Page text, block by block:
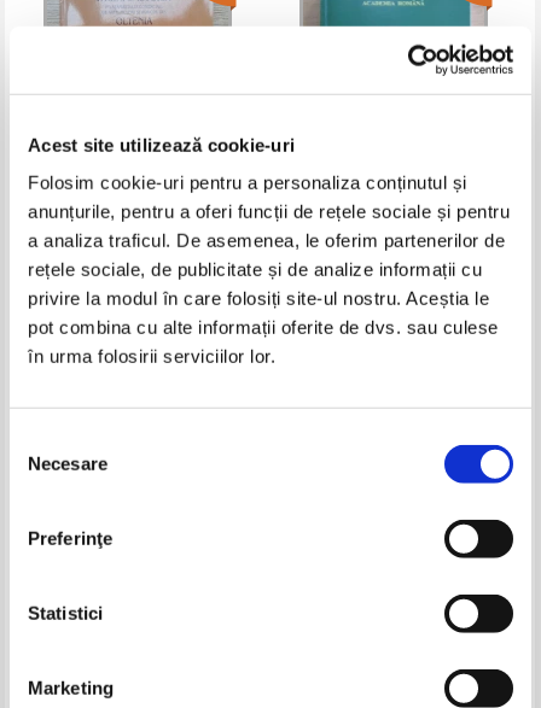
Acest site utilizează cookie-uri
Folosim cookie-uri pentru a personaliza conținutul și
anunțurile, pentru a oferi funcții de rețele sociale și pentru
a analiza traficul. De asemenea, le oferim partenerilor de
rețele sociale, de publicitate și de analize informații cu
privire la modul în care folosiți site-ul nostru. Aceștia le
pot combina cu alte informații oferite de dvs. sau culese
în urma folosirii serviciilor lor.
consimțământului
Necesare
Preferinţe
Statistici
Marketing
Nicolae A. Andrei - Pagini din
istoria invatamantului
comercial, de arte, meserii si
agricol din Oltenia
Pret:25,00Lei 16,25 Lei
Adaugă în coș
Academia Romana. Anuar 2014
Pret:25,00Lei 16,25 Lei
Adaugă în coș
Adaugă în coș
Dimitrie Bolintineanu - Legende
Lei